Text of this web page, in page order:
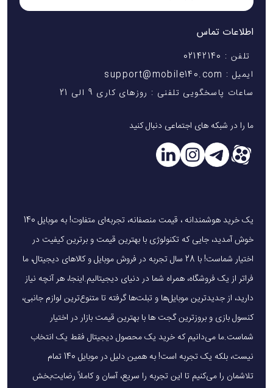
اطلاعات تماس
تلفن : 02142140
ایمیل : support@mobile140.com
ساعات پاسخگویی تلفنی : روزهای کاری 9 الی 21
ما را در شبکه های اجتماعی دنبال کنید
یک خرید هوشمندانه ، قیمت منصفانه، تجربه‌ای متفاوت! به موبایل 140
خوش آمدید، جایی که تکنولوژی با بهترین قیمت و برترین کیفیت در
اختیار شماست! با 28 سال تجربه در فروش موبایل و کالاهای دیجیتال، ما
فراتر از یک فروشگاه، همراه شما در دنیای دیجیتالیم.اینجا، هر آنچه نیاز
دارید، از جدیدترین موبایل‌ها و تبلت‌ها گرفته تا متنوع‌ترین لوازم جانبی،
کنسول بازی و بروزترین گجت ها با بهترین قیمت بازار در اختیار
شماست.ما می‌دانیم که خرید یک محصول دیجیتال فقط یک انتخاب
نیست، بلکه یک تجربه است! به همین دلیل در موبایل 140 تمام
تلاشمان را می‌کنیم تا این تجربه را سریع، آسان و کاملاً رضایت‌بخش